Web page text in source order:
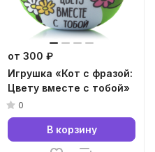
от 300 ₽
Игрушка «Кот с фразой:
Цвету вместе с тобой»
0
В корзину